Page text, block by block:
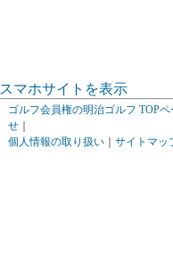
スマホサイトを表示
ゴルフ会員権の明治ゴルフ TOPペ
せ
個人情報の取り扱い
サイトマッ